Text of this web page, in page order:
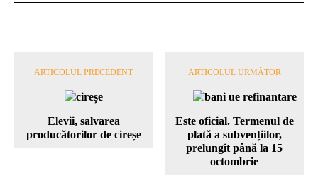
ARTICOLUL PRECEDENT
Elevii, salvarea
producătorilor de cireșe
ARTICOLUL URMĂTOR
Este oficial. Termenul de
plată a subvențiilor,
prelungit până la 15
octombrie